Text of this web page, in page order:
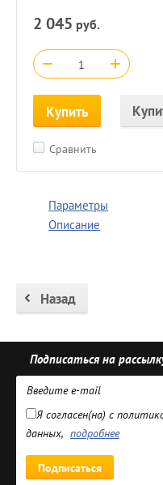
2 045 руб.
− +
Купить
Сравнить
Параметры
Описание
Назад
Подписаться на
Я согласен(на) с
данных, подробнее
Подписаться